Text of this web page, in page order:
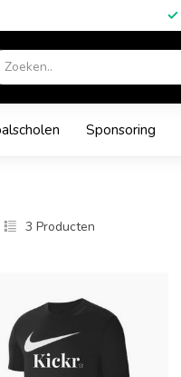
Sponsoring
3 Producten